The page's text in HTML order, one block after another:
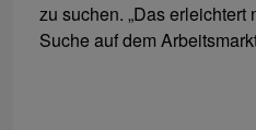
zu suchen. „Das
Suche auf dem